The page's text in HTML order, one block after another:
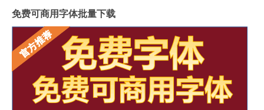
免费可商用字体批量下载